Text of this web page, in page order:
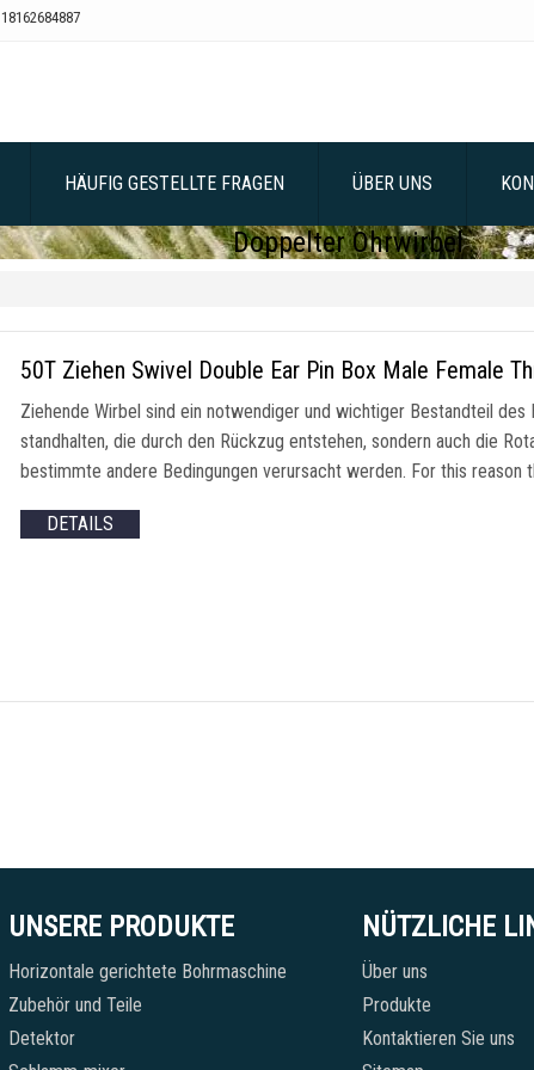
18162684887
HÄUFIG GESTELLTE FRAGEN ÜBER UNS
Doppelter Ohrwirbel
50T Ziehen Swivel Double Ear Pin Box Male Female
Ziehende Wirbel sind ein notwendiger und wichtiger Bestandteil
standhalten, die durch den Rückzug entstehen, sondern auch die
bestimmte andere Bedingungen verursacht werden. For this reason
DETAILS
UNSERE PRODUKTE
Horizontale gerichtete Bohrmaschine
Zubehör und Teile
Detektor
NÜTZLICHE
Über uns
Produkte
Kontaktieren Sie uns